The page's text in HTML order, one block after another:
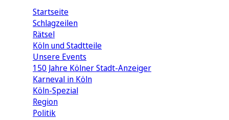
Startseite
Schlagzeilen
Rätsel
Köln und Stadtteile
Unsere Events
150 Jahre Kölner Stadt-Anzeiger
Karneval in Köln
Köln-Spezial
Region
Politik